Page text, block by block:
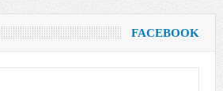
FACEBOOK